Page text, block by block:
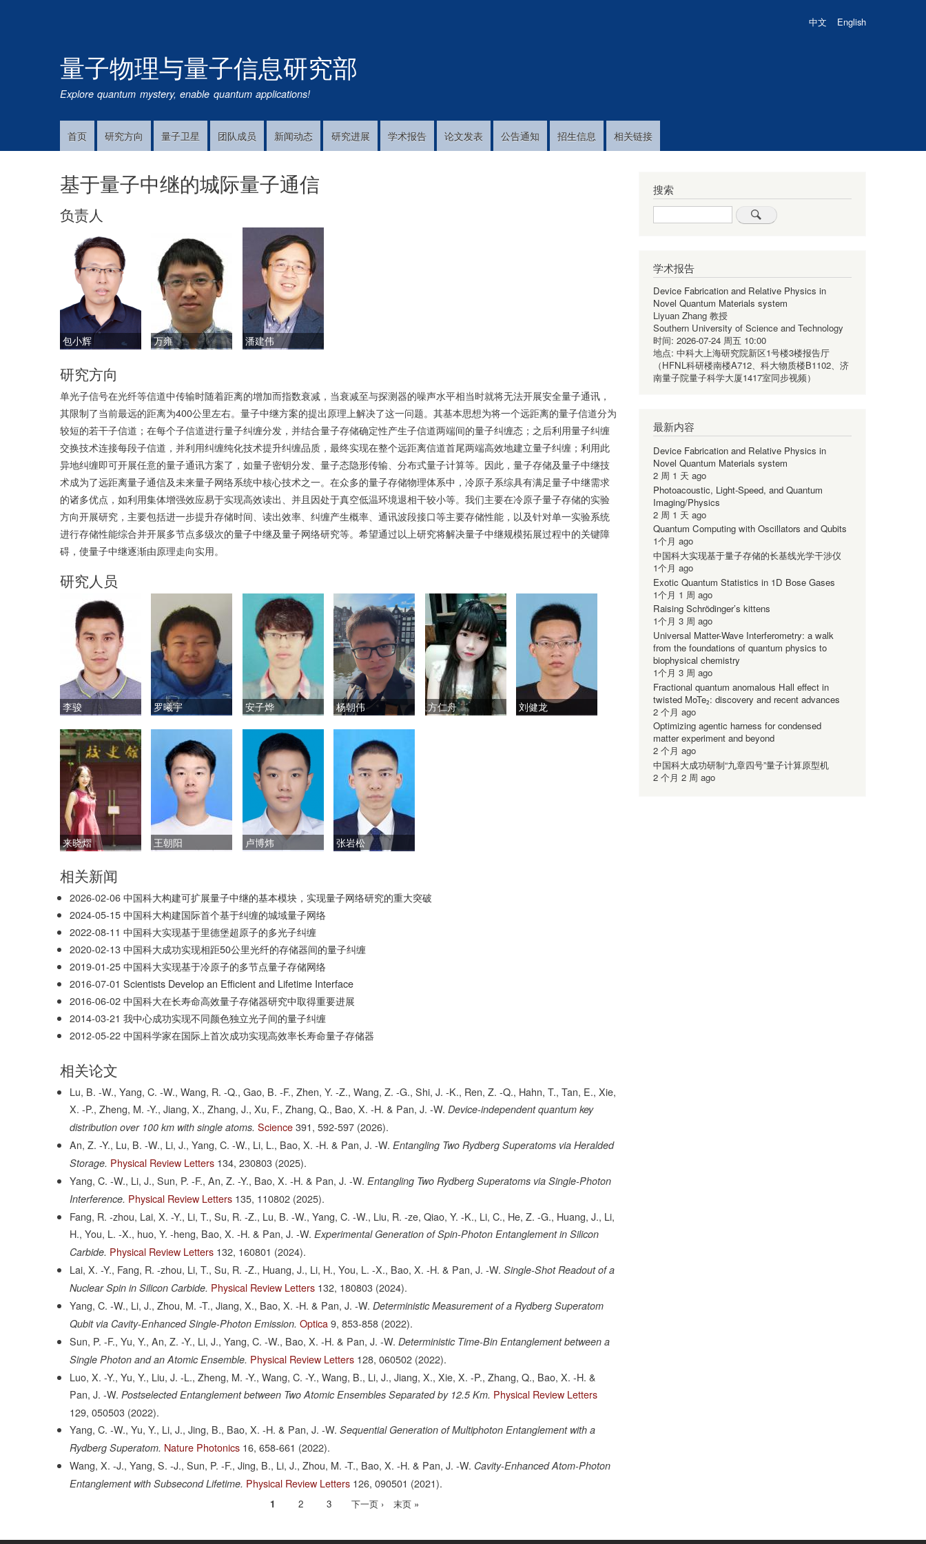
中文 English
量子物理与量子信息研究部
Explore quantum mystery, enable quantum applications!
Main首页 研究方向 量子卫星 团队成员 新闻动态 研究进展 学术报告 论文发表 公告通知 招生信息 相关链接
基于量子中继的城际量子通信
负责人
包小辉 万雍 潘建伟
研究方向
单光子信号在光纤等信道中传输时随着距离的增加而指数衰减，当衰减至与探测器的噪声水平相当时就将无法开展安全量子通讯，
其限制了当前最远的距离为400公里左右。量子中继方案的提出原理上解决了这一问题。其基本思想为将一个远距离的量子信道分为
较短的若干子信道；在每个子信道进行量子纠缠分发，并结合量子存储确定性产生子信道两端间的量子纠缠态；之后利用量子纠缠
交换技术连接每段子信道，并利用纠缠纯化技术提升纠缠品质，最终实现在整个远距离信道首尾两端高效地建立量子纠缠；利用此
异地纠缠即可开展任意的量子通讯方案了，如量子密钥分发、量子态隐形传输、分布式量子计算等。因此，量子存储及量子中继技
术成为了远距离量子通信及未来量子网络系统中核心技术之一。在众多的量子存储物理体系中，冷原子系综具有满足量子中继需求
的诸多优点，如利用集体增强效应易于实现高效读出、并且因处于真空低温环境退相干较小等。我们主要在冷原子量子存储的实验
方向开展研究，主要包括进一步提升存储时间、读出效率、纠缠产生概率、通讯波段接口等主要存储性能，以及针对单一实验系统
进行存储性能综合并开展多节点多级次的量子中继及量子网络研究等。希望通过以上研究将解决量子中继规模拓展过程中的关键障
碍，使量子中继逐渐由原理走向实用。
研究人员
李骏 罗曦宇 安子烨 杨朝伟 方仁舟 刘健龙
来晓熠 王朝阳 卢博炜 张岩松
相关新闻
2026-02-06 中国科大构建可扩展量子中继的基本模块，实现量子网络研究的重大突破
2024-05-15 中国科大构建国际首个基于纠缠的城域量子网络
2022-08-11 中国科大实现基于里德堡超原子的多光子纠缠­
2020-02-13 中国科大成功实现相距50公里光纤的存储器间的量子纠缠
2019-01-25 中国科大实现基于冷原子的多节点量子存储网络
2016-07-01 Scientists Develop an Efficient and Lifetime Interface
2016-06-02 中国科大在长寿命高效量子存储器研究中取得重要进展
2014-03-21 我中心成功实现不同颜色独立光子间的量子纠缠
2012-05-22 中国科学家在国际上首次成功实现高效率长寿命量子存储器
相关论文
Lu, B. -W., Yang, C. -W., Wang, R. -Q., Gao, B. -F., Zhen, Y. -Z., Wang, Z. -G., Shi, J. -K., Ren, Z. -Q., Hahn, T., Tan, E., Xie,
X. -P., Zheng, M. -Y., Jiang, X., Zhang, J., Xu, F., Zhang, Q., Bao, X. -H. & Pan, J. -W. Device-independent quantum key
distribution over 100 km with single atoms. Science 391, 592-597 (2026).
An, Z. -Y., Lu, B. -W., Li, J., Yang, C. -W., Li, L., Bao, X. -H. & Pan, J. -W. Entangling Two Rydberg Superatoms via Heralded
Storage. Physical Review Letters 134, 230803 (2025).
Yang, C. -W., Li, J., Sun, P. -F., An, Z. -Y., Bao, X. -H. & Pan, J. -W. Entangling Two Rydberg Superatoms via Single-Photon
Interference. Physical Review Letters 135, 110802 (2025).
Fang, R. -zhou, Lai, X. -Y., Li, T., Su, R. -Z., Lu, B. -W., Yang, C. -W., Liu, R. -ze, Qiao, Y. -K., Li, C., He, Z. -G., Huang, J., Li,
H., You, L. -X., huo, Y. -heng, Bao, X. -H. & Pan, J. -W. Experimental Generation of Spin-Photon Entanglement in Silicon
Carbide. Physical Review Letters 132, 160801 (2024).
Lai, X. -Y., Fang, R. -zhou, Li, T., Su, R. -Z., Huang, J., Li, H., You, L. -X., Bao, X. -H. & Pan, J. -W. Single-Shot Readout of a
Nuclear Spin in Silicon Carbide. Physical Review Letters 132, 180803 (2024).
Yang, C. -W., Li, J., Zhou, M. -T., Jiang, X., Bao, X. -H. & Pan, J. -W. Deterministic Measurement of a Rydberg Superatom
Qubit via Cavity-Enhanced Single-Photon Emission. Optica 9, 853-858 (2022).
Sun, P. -F., Yu, Y., An, Z. -Y., Li, J., Yang, C. -W., Bao, X. -H. & Pan, J. -W. Deterministic Time-Bin Entanglement between a
Single Photon and an Atomic Ensemble. Physical Review Letters 128, 060502 (2022).
Luo, X. -Y., Yu, Y., Liu, J. -L., Zheng, M. -Y., Wang, C. -Y., Wang, B., Li, J., Jiang, X., Xie, X. -P., Zhang, Q., Bao, X. -H. &
Pan, J. -W. Postselected Entanglement between Two Atomic Ensembles Separated by 12.5 Km. Physical Review Letters
129, 050503 (2022).
Yang, C. -W., Yu, Y., Li, J., Jing, B., Bao, X. -H. & Pan, J. -W. Sequential Generation of Multiphoton Entanglement with a
Rydberg Superatom. Nature Photonics 16, 658-661 (2022).
Wang, X. -J., Yang, S. -J., Sun, P. -F., Jing, B., Li, J., Zhou, M. -T., Bao, X. -H. & Pan, J. -W. Cavity-Enhanced Atom-Photon
Entanglement with Subsecond Lifetime. Physical Review Letters 126, 090501 (2021).
当
页
1 Page
2 Page
3
下
页
下一页 ›
末
末页 »
搜索
Search
学术报告
Device Fabrication and Relative Physics in
Novel Quantum Materials system
Liyuan Zhang 教授
Southern University of Science and Technology
时间: 2026-07-24 周五 10:00
地点: 中科大上海研究院新区1号楼3楼报告厅
（HFNL科研楼南楼A712、科大物质楼B1102、济
南量子院量子科学大厦1417室同步视频）
最新内容
Device Fabrication and Relative Physics in
Novel Quantum Materials system
2 周 1 天 ago
Photoacoustic, Light-Speed, and Quantum
Imaging/Physics
2 周 1 天 ago
Quantum Computing with Oscillators and Qubits
1个月 ago
中国科大实现基于量子存储的长基线光学干涉仪
1个月 ago
Exotic Quantum Statistics in 1D Bose Gases
1个月 1 周 ago
Raising Schrödinger’s kittens
1个月 3 周 ago
Universal Matter-Wave Interferometry: a walk
from the foundations of quantum physics to
biophysical chemistry
1个月 3 周 ago
Fractional quantum anomalous Hall effect in
twisted MoTe₂: discovery and recent advances
2 个月 ago
Optimizing agentic harness for condensed
matter experiment and beyond
2 个月 ago
中国科大成功研制“九章四号”量子计算原型机
2 个月 2 周 ago